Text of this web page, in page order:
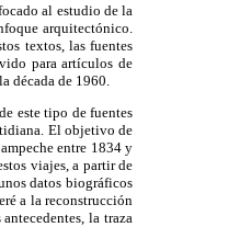
al estudio de la
arquitectónico.
textos, las fuentes
para artículos de
década de 1960.
este tipo de fuentes
El objetivo de
entre 1834 y
viajes, a partir de
datos biográficos
a la reconstrucción
la traza